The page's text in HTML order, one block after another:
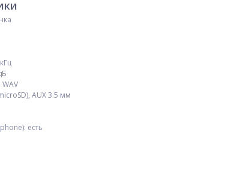
AUX 3.5 мм
есть